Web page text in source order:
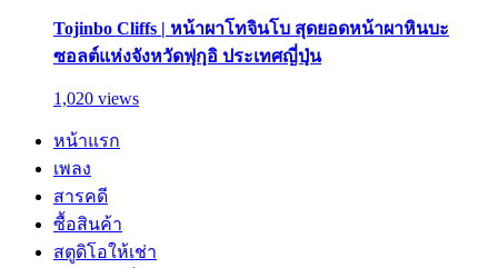
Tojinbo Cliffs | หน้าผาโทจินโบ สุดยอดหน้าผาหินบะ
ซอลต์แห่งจังหวัดฟุกุอิ ประเทศญี่ปุ่น
1,020 views
หน้าแรก
เพลง
สารคดี
ซื้อสินค้า
สตูดิโอให้เช่า